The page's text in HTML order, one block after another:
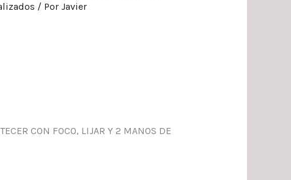
/ Por Javier
CON FOCO, LIJAR Y 2 MANOS DE